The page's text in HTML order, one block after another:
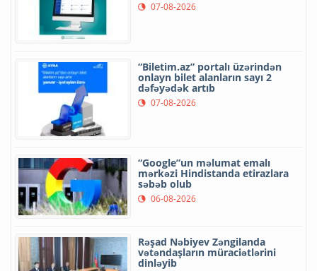
07-08-2026
“Biletim.az” portalı üzərindən
onlayn bilet alanların sayı 2
dəfəyədək artıb
07-08-2026
“Google”un məlumat emalı
mərkəzi Hindistanda etirazlara
səbəb olub
06-08-2026
Rəşad Nəbiyev Zəngilanda
vətəndaşların müraciətlərini
dinləyib